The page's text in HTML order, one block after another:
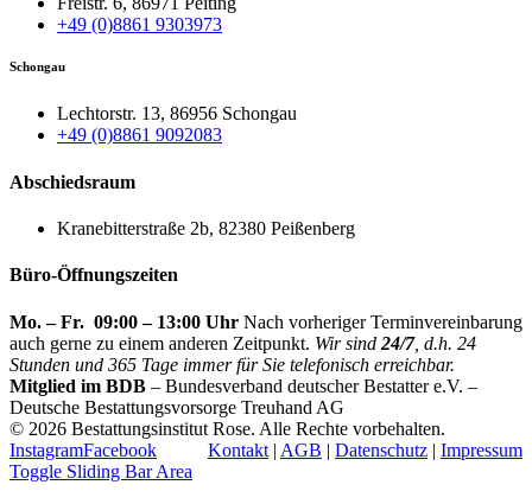
+49 (0)8861 9303973
Schongau
Lechtorstr. 13, 86956 Schongau
+49 (0)8861 9092083
Abschiedsraum
Kranebitterstraße 2b, 82380 Peißenberg
Büro-Öffnungszeiten
Mo. – Fr. 09:00 – 13:00 Uhr Nach vorheriger Terminvereinbarung
auch gerne zu einem anderen Zeitpunkt. Wir sind 24/7, d.h. 24
Stunden und 365 Tage immer für Sie telefonisch erreichbar.
Mitglied im BDB – Bundesverband deutscher Bestatter e.V. –
Deutsche Bestattungsvorsorge Treuhand AG
© 2026 Bestattungsinstitut Rose. Alle Rechte vorbehalten.
Kontakt | AGB | Datenschutz | Impressum
InstagramFacebook
Toggle Sliding Bar Area